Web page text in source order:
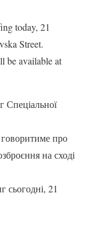
today, 21
Street.
be available at
Спеціальної
про
на сході
сьогодні, 21